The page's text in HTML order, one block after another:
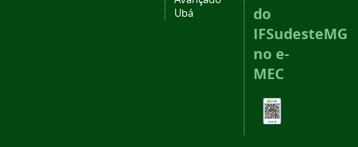
Ubá
do
IFSudesteMG
no e-
MEC